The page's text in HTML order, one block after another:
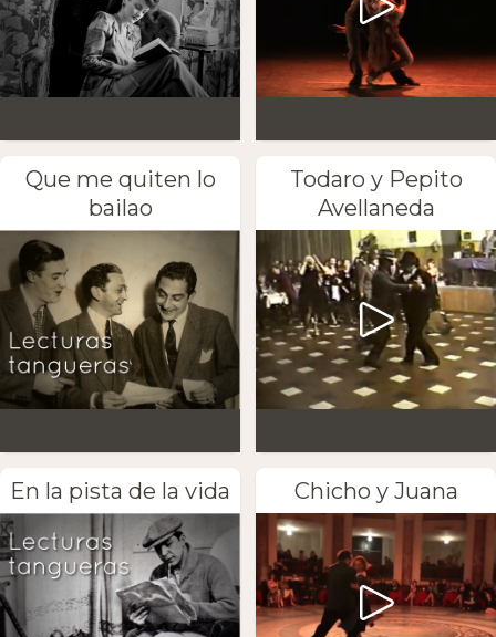
Que me quiten lo
bailao
Todaro y Pepito
Avellaneda
En la pista de la vida Chicho y Juana